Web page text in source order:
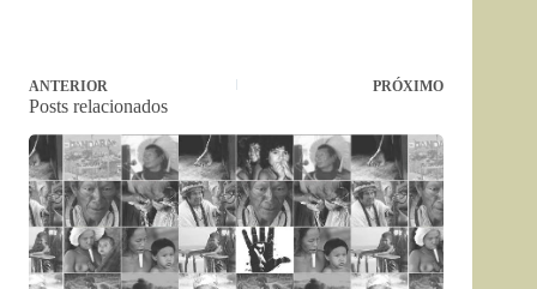
ANTERIOR PRÓXIMO
Posts relacionados